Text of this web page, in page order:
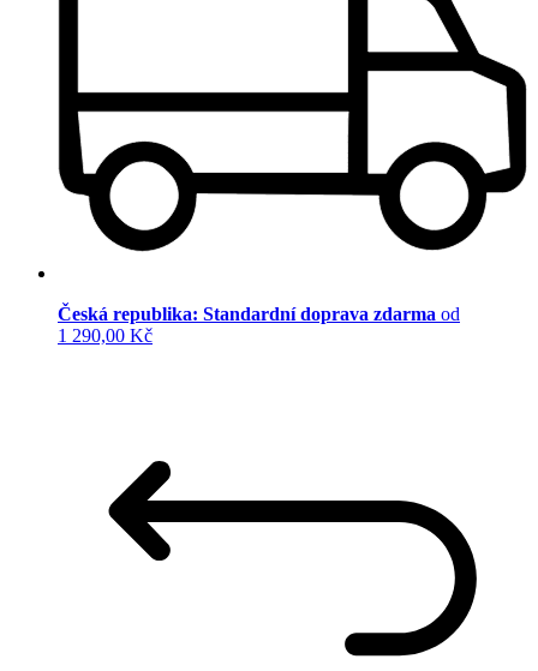
Česká republika: Standardní doprava zdarma od
1 290,00 Kč